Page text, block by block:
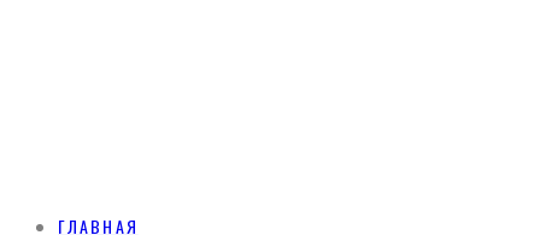
ГЛАВНАЯ